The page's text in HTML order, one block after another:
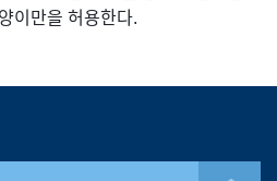
이만을 허용한다.